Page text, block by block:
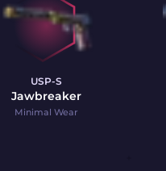
USP-S
Jawbreaker
Minimal Wear